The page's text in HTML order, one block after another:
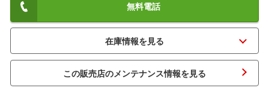
無料電話
この販売店のメンテナンス情報を見る